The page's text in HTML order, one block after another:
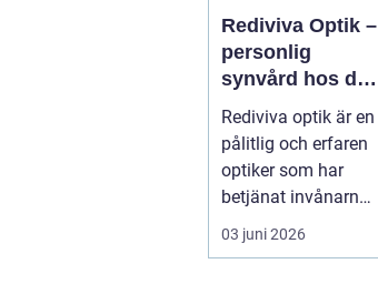
Rediviva Optik –
personlig
synvård hos din
optiker i
Uppsala
Rediviva optik är en
pålitlig och erfaren
optiker som har
betjänat invånarna
03 juni 2026